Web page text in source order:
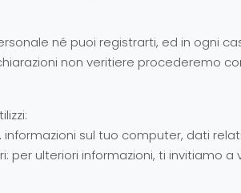
né puoi registrarti, ed in ogni
non veritiere procederemo
sul tuo computer, dati
ulteriori informazioni, ti invitiamo a